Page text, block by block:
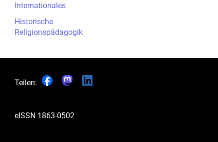
Internationales
Historische
Religionspädagogik
Teilen:
eISSN 1863-0502